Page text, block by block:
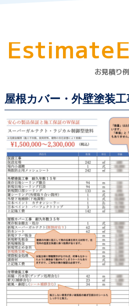
EstimateE
お見積り例
屋根カバー・外壁塗装工